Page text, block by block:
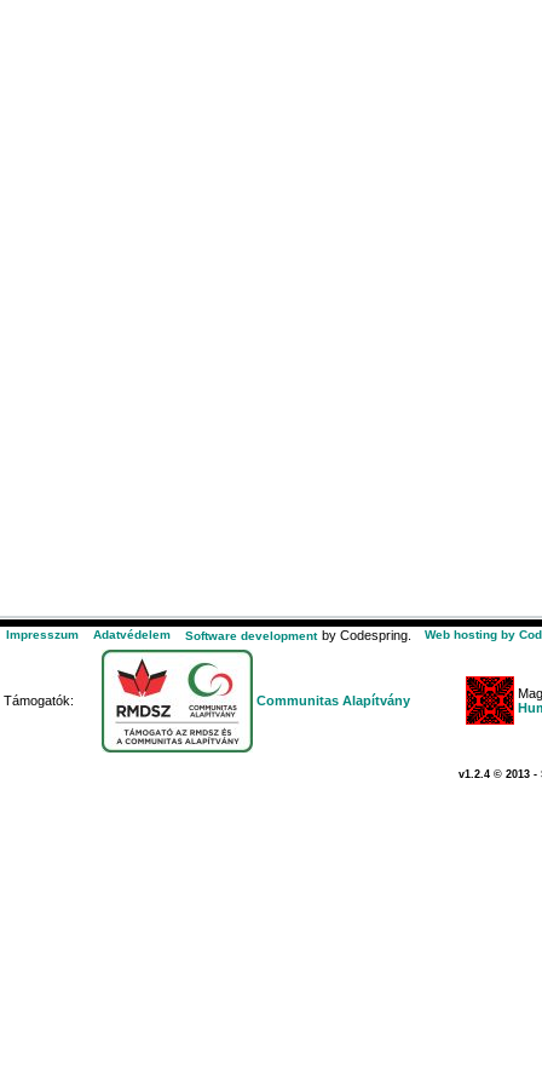
Impresszum Adatvédelem Software development by Codespring. Web hosting by
Támogatók: Communitas Alapítvány
v1.2.4 © 2013